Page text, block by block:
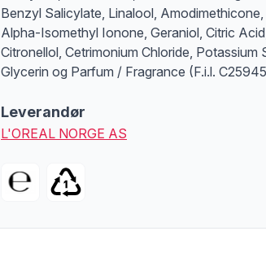
Benzyl Salicylate, Linalool,
Alpha-Isomethyl Ionone, Geraniol, Citric
Citronellol, Cetrimonium Chloride, Potassium
Glycerin og Parfum / Fragrance (F.i.l.
Leverandør
L'OREAL NORGE AS